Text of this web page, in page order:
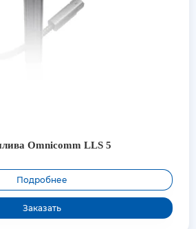
Omnicomm LLS 5
Подробнее
Заказать